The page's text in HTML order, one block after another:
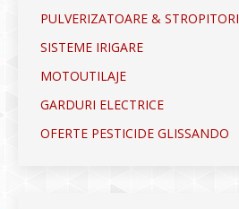
PULVERIZATOARE & STROPITORI
SISTEME IRIGARE
MOTOUTILAJE
GARDURI ELECTRICE
OFERTE PESTICIDE GLISSANDO